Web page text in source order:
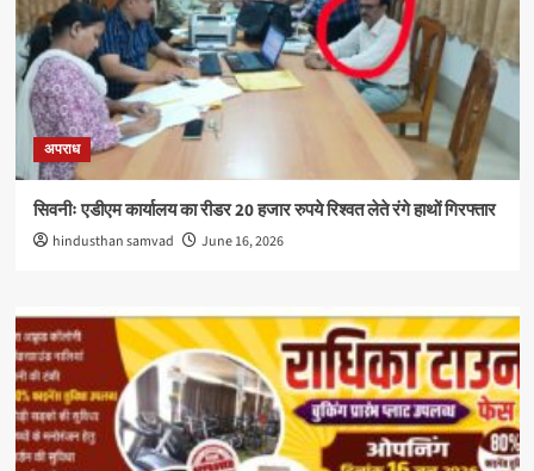
अपराध
सिवनीः एडीएम कार्यालय का रीडर 20 हजार रुपये रिश्वत लेते रंगे हाथों गिरफ्तार
hindusthan samvad June 16, 2026